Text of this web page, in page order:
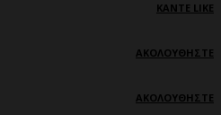
ΚΆΝΤΕ LIKE
ΑΚΟΛΟΥΘΉΣΤΕ
ΑΚΟΛΟΥΘΉΣΤΕ